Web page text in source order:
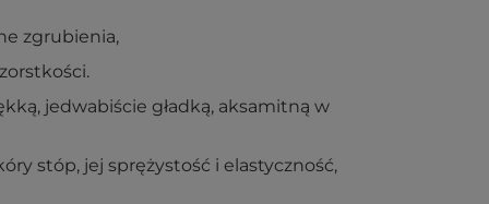
zgrubienia,
jedwabiście gładką, aksamitną w
stóp, jej sprężystość i elastyczność,